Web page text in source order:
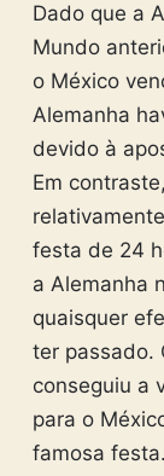
Dado que a
Mundo
o México
Alemanha
devido à
Em
festa de 24
a Alemanha
quaisquer
ter passado.
conseguiu a
para o
famosa festa.